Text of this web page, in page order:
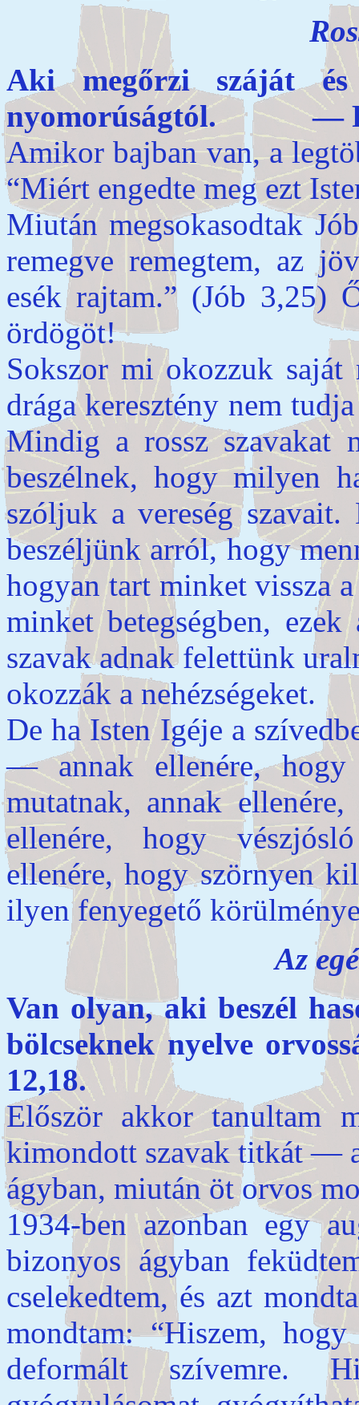
Aki megőrzi száját
nyomorúságtól. —
Amikor bajban van, a
“Miért engedte meg ezt
Miután megsokasodtak
remegve remegtem, az
esék rajtam.” (Jób 3,25)
ördögöt!
Sokszor mi okozzuk saját
drága keresztény nem
Mindig a rossz szavakat
beszélnek, hogy milyen
szóljuk a vereség
beszéljünk arról, hogy
hogyan tart minket vissza
minket betegségben,
szavak adnak felettünk
okozzák a nehézségeket.
De ha Isten Igéje a
— annak ellenére, hogy
mutatnak, annak
ellenére, hogy
ellenére, hogy szörnyen
ilyen fenyegető
Az
Van olyan, aki beszél
bölcseknek nyelve
12,18.
Először akkor
kimondott szavak titkát —
ágyban, miután öt orvos
1934-ben azonban egy
bizonyos ágyban
cselekedtem, és azt
mondtam: “Hiszem,
deformált szívemre.